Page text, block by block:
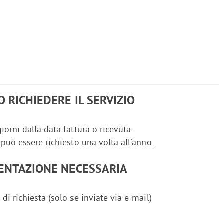
RICHIEDERE IL SERVIZIO
dalla data fattura o ricevuta.
essere richiesto una volta all'anno .
NECESSARIA
richiesta (solo se inviate via e-mail)